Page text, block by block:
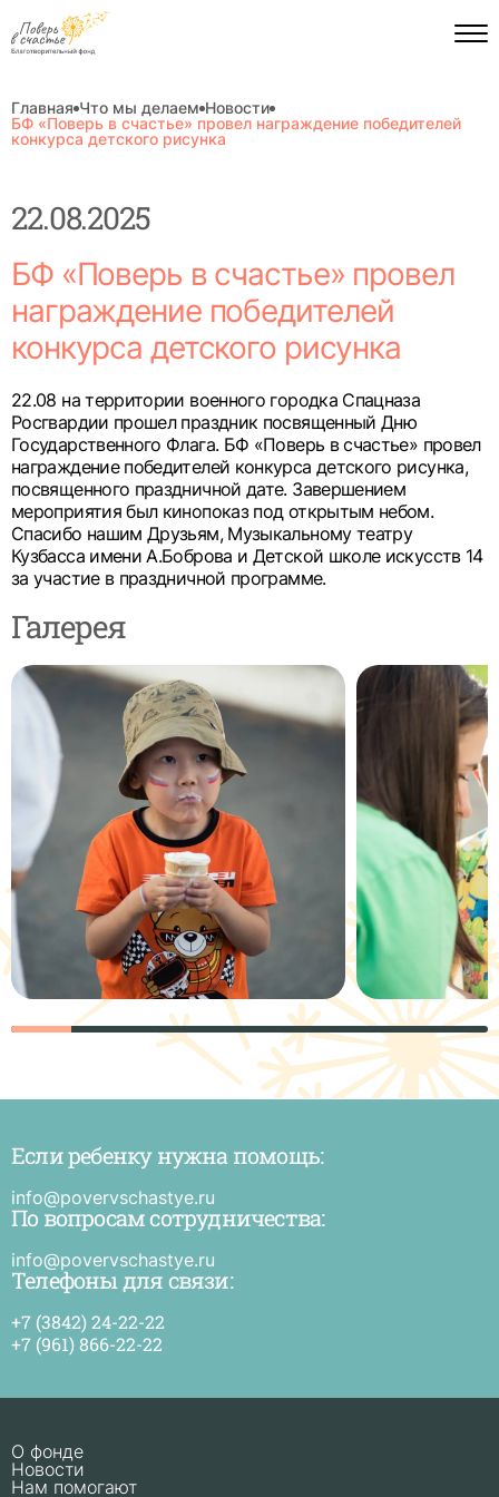
Главная Что мы делаем Новости
БФ «Поверь в счастье» провел награждение победителей
конкурса детского рисунка
22.08.2025
БФ «Поверь в счастье» провел
награждение победителей
конкурса детского рисунка
22.08 на территории военного городка Спацназа
Росгвардии прошел праздник посвященный Дню
Государственного Флага. БФ «Поверь в счастье» провел
награждение победителей конкурса детского рисунка,
посвященного праздничной дате. Завершением
мероприятия был кинопоказ под открытым небом.
Спасибо нашим Друзьям, Музыкальному театру
Кузбасса имени А.Боброва и Детской школе искусств 14
за участие в праздничной программе.
Галерея
Если ребенку нужна помощь:
info@povervschastye.ru
По вопросам сотрудничества:
info@povervschastye.ru
Телефоны для связи:
+7 (3842) 24-22-22
+7 (961) 866-22-22
О фонде
Новости
Нам помогают